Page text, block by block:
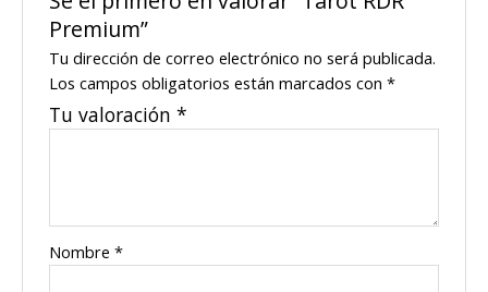
Premium”
Tu dirección de correo electrónico no será publicada.
Los campos obligatorios están marcados con*
Tu valoración*
Nombre*